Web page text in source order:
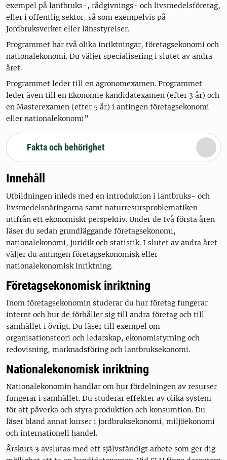
exempel på lantbruks-, rådgivnings- och livsmedelsföretag,
eller i offentlig sektor, så som exempelvis på
Jordbruksverket eller länsstyrelser.
Programmet har två olika inriktningar, företagsekonomi och
nationalekonomi. Du väljer specialisering i slutet av andra
året.
Programmet leder till en agronomexamen. Programmet
leder även till en Ekonomie kandidatexamen (efter 3 år) och
en Masterexamen (efter 5 år) i antingen företagsekonomi
eller nationalekonomi”
Fakta och behörighet
Innehåll
Utbildningen inleds med en introduktion i lantbruks- och
livsmedelsnäringarna samt naturresursproblematiken
utifrån ett ekonomiskt perspektiv. Under de två första åren
läser du sedan grundläggande företagsekonomi,
nationalekonomi, juridik och statistik. I slutet av andra året
väljer du antingen företagsekonomisk eller
nationalekonomisk inriktning.
Företagsekonomisk inriktning
Inom företagsekonomin studerar du hur företag fungerar
internt och hur de förhåller sig till andra företag och till
samhället i övrigt. Du läser till exempel om
organisationsteori och ledarskap, ekonomistyrning och
redovisning, marknadsföring och lantbruksekonomi.
Nationalekonomisk inriktning
Nationalekonomin handlar om hur fördelningen av resurser
fungerar i samhället. Du studerar effekter av olika system
för att påverka och styra produktion och konsumtion. Du
läser bland annat kurser i jordbruksekonomi, miljöekonomi
och internationell handel.
Årskurs 3 avslutas med ett självständigt arbete som ger dig